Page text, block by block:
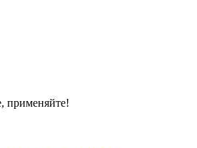
применяйте!